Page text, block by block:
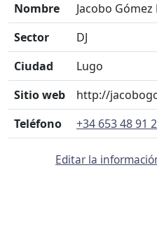
Nombre
Jacobo
Sector
DJ
Ciudad
Lugo
Sitio web
http://
Teléfono
+34 653 48 91
Editar la